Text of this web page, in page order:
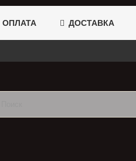
ОПЛАТА ДОСТАВКА